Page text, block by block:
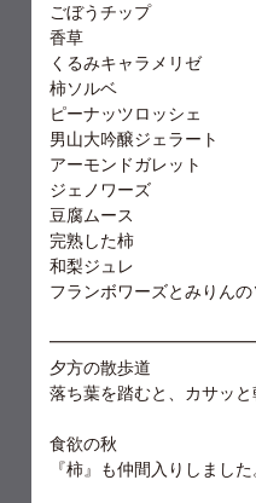
ごぼうチップ
香草
くるみキャラメリゼ
柿ソルベ
ピーナッツロッシェ
男山大吟醸ジェラート
アーモンドガレット
ジェノワーズ
豆腐ムース
完熟した柿
和梨ジュレ
フランボワーズとみりんの
夕方の散歩道
落ち葉を踏むと、カサッと
食欲の秋
『柿』も仲間入りしました